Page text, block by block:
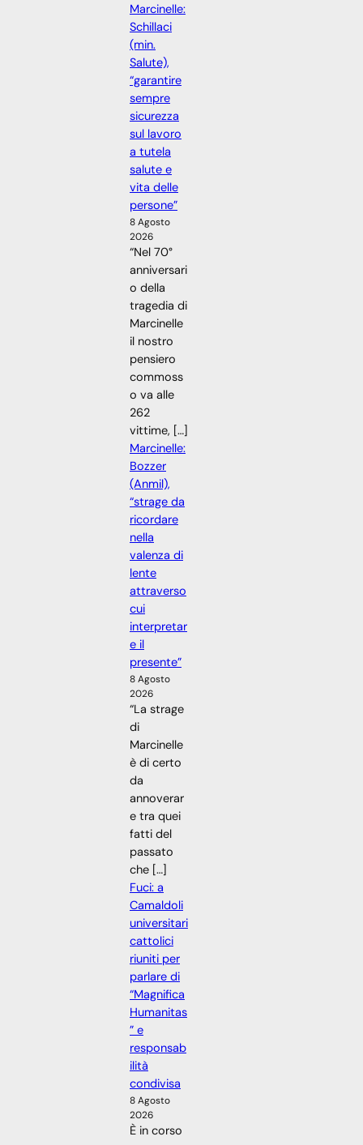
Marcinelle:
Schillaci
(min.
Salute),
“garantire
sempre
sicurezza
sul lavoro
a tutela
salute e
vita delle
persone”
8 Agosto
2026
“Nel 70°
anniversari
o della
tragedia di
Marcinelle
il nostro
pensiero
commoss
o va alle
262
vittime, […]
Marcinelle:
Bozzer
(Anmil),
“strage da
ricordare
nella
valenza di
lente
attraverso
cui
interpretar
e il
presente”
8 Agosto
2026
“La strage
di
Marcinelle
è di certo
da
annoverar
e tra quei
fatti del
passato
che […]
Fuci: a
Camaldoli
universitari
cattolici
riuniti per
parlare di
“Magnifica
Humanitas
” e
responsab
ilità
condivisa
8 Agosto
2026
È in corso